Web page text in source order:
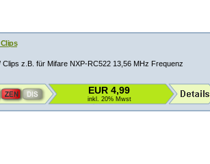
z.B. für Mifare NXP-RC522 13,56 MHz Frequenz
EUR 4,99
inkl. 20% Mwst